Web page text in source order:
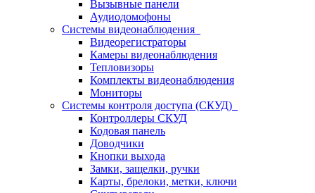
Вызывные панели
Аудиодомофоны
Системы видеонаблюдения
Видеорегистраторы
Камеры видеонаблюдения
Тепловизоры
Комплекты видеонаблюдения
Мониторы
Системы контроля доступа (СКУД)
Контроллеры СКУД
Кодовая панель
Доводчики
Кнопки выхода
Замки, защелки, ручки
Карты, брелоки, метки, ключи